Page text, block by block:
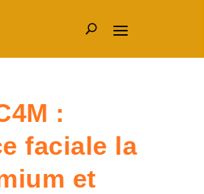
:
faciale la
et